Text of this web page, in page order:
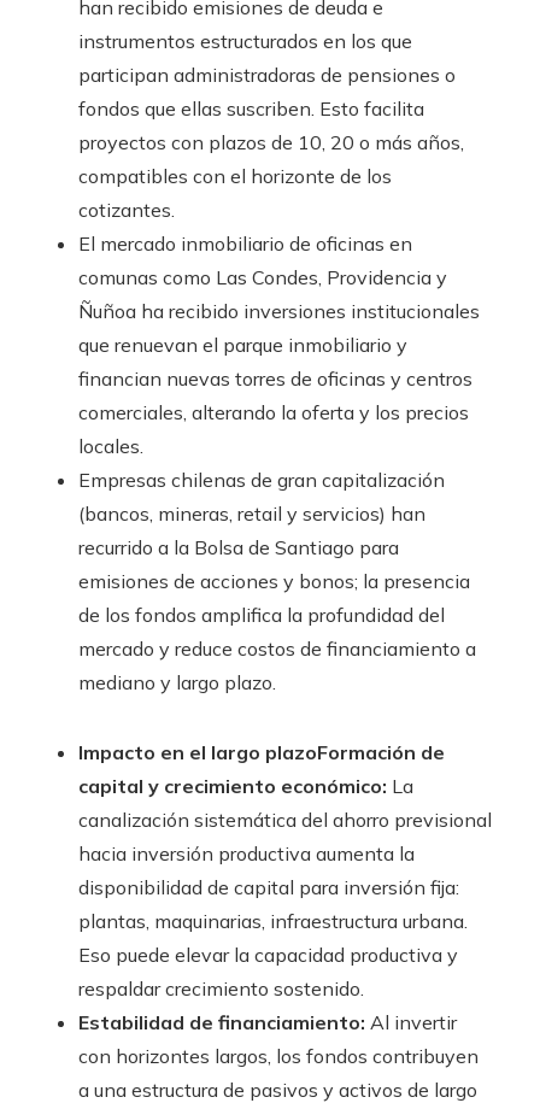
han recibido emisiones de deuda e
instrumentos estructurados en los que
participan administradoras de pensiones o
fondos que ellas suscriben. Esto facilita
proyectos con plazos de 10, 20 o más años,
compatibles con el horizonte de los
cotizantes.
El mercado inmobiliario de oficinas en
comunas como Las Condes, Providencia y
Ñuñoa ha recibido inversiones institucionales
que renuevan el parque inmobiliario y
financian nuevas torres de oficinas y centros
comerciales, alterando la oferta y los precios
locales.
Empresas chilenas de gran capitalización
(bancos, mineras, retail y servicios) han
recurrido a la Bolsa de Santiago para
emisiones de acciones y bonos; la presencia
de los fondos amplifica la profundidad del
mercado y reduce costos de financiamiento a
mediano y largo plazo.
Impacto en el largo plazoFormación de
capital y crecimiento económico: La
canalización sistemática del ahorro previsional
hacia inversión productiva aumenta la
disponibilidad de capital para inversión fija:
plantas, maquinarias, infraestructura urbana.
Eso puede elevar la capacidad productiva y
respaldar crecimiento sostenido.
Estabilidad de financiamiento: Al invertir
con horizontes largos, los fondos contribuyen
a una estructura de pasivos y activos de largo